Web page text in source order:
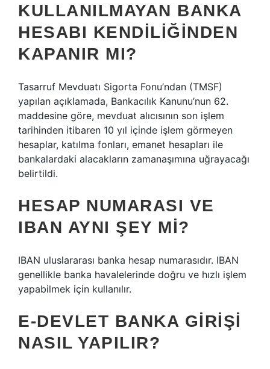
KULLANILMAYAN BANKA
HESABI KENDILIĞINDEN
KAPANIR MI?
Tasarruf Mevduatı Sigorta Fonu’ndan (TMSF)
yapılan açıklamada, Bankacılık Kanunu’nun 62.
maddesine göre, mevduat alıcısının son işlem
tarihinden itibaren 10 yıl içinde işlem görmeyen
hesaplar, katılma fonları, emanet hesapları ile
bankalardaki alacakların zamanaşımına uğrayacağı
belirtildi.
HESAP NUMARASI VE
IBAN AYNI ŞEY MI?
IBAN uluslararası banka hesap numarasıdır. IBAN
genellikle banka havalelerinde doğru ve hızlı işlem
yapabilmek için kullanılır.
E-DEVLET BANKA GIRIŞI
NASIL YAPILIR?